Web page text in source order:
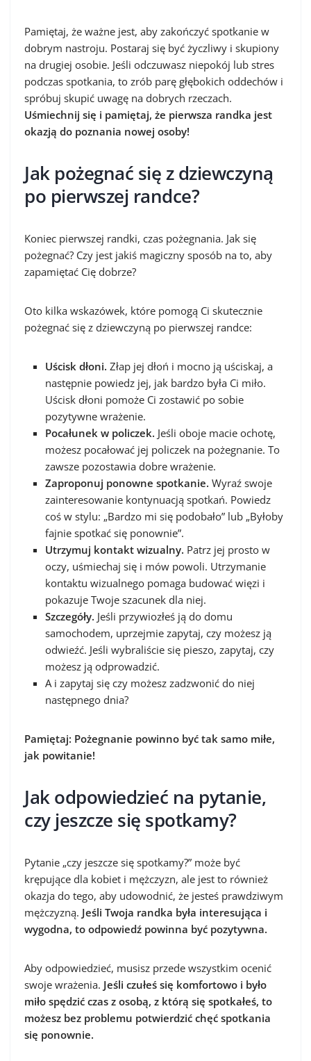
Pamiętaj, że ważne jest, aby zakończyć spotkanie w
dobrym nastroju. Postaraj się być życzliwy i skupiony
na drugiej osobie. Jeśli odczuwasz niepokój lub stres
podczas spotkania, to zrób parę głębokich oddechów i
spróbuj skupić uwagę na dobrych rzeczach.
Uśmiechnij się i pamiętaj, że pierwsza randka jest
okazją do poznania nowej osoby!
Jak pożegnać się z dziewczyną
po pierwszej randce?
Koniec pierwszej randki, czas pożegnania. Jak się
pożegnać? Czy jest jakiś magiczny sposób na to, aby
zapamiętać Cię dobrze?
Oto kilka wskazówek, które pomogą Ci skutecznie
pożegnać się z dziewczyną po pierwszej randce:
Uścisk dłoni. Złap jej dłoń i mocno ją uściskaj, a
następnie powiedz jej, jak bardzo była Ci miło.
Uścisk dłoni pomoże Ci zostawić po sobie
pozytywne wrażenie.
Pocałunek w policzek. Jeśli oboje macie ochotę,
możesz pocałować jej policzek na pożegnanie. To
zawsze pozostawia dobre wrażenie.
Zaproponuj ponowne spotkanie. Wyraź swoje
zainteresowanie kontynuacją spotkań. Powiedz
coś w stylu: „Bardzo mi się podobało” lub „Byłoby
fajnie spotkać się ponownie”.
Utrzymuj kontakt wizualny. Patrz jej prosto w
oczy, uśmiechaj się i mów powoli. Utrzymanie
kontaktu wizualnego pomaga budować więzi i
pokazuje Twoje szacunek dla niej.
Szczegóły. Jeśli przywiozłeś ją do domu
samochodem, uprzejmie zapytaj, czy możesz ją
odwieźć. Jeśli wybraliście się pieszo, zapytaj, czy
możesz ją odprowadzić.
A i zapytaj się czy możesz zadzwonić do niej
następnego dnia?
Pamiętaj: Pożegnanie powinno być tak samo miłe,
jak powitanie!
Jak odpowiedzieć na pytanie,
czy jeszcze się spotkamy?
Pytanie „czy jeszcze się spotkamy?” może być
krępujące dla kobiet i mężczyzn, ale jest to również
okazja do tego, aby udowodnić, że jesteś prawdziwym
mężczyzną. Jeśli Twoja randka była interesująca i
wygodna, to odpowiedź powinna być pozytywna.
Aby odpowiedzieć, musisz przede wszystkim ocenić
swoje wrażenia. Jeśli czułeś się komfortowo i było
miło spędzić czas z osobą, z którą się spotkałeś, to
możesz bez problemu potwierdzić chęć spotkania
się ponownie.